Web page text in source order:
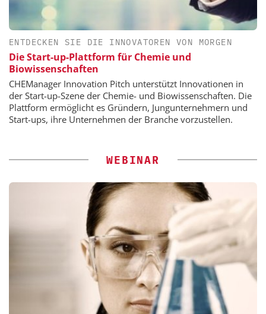
ENTDECKEN SIE DIE INNOVATOREN VON MORGEN
Die Start-up-Plattform für Chemie und
Biowissenschaften
CHEManager Innovation Pitch unterstützt Innovationen in
der Start-up-Szene der Chemie- und Biowissenschaften. Die
Plattform ermöglicht es Gründern, Jungunternehmern und
Start-ups, ihre Unternehmen der Branche vorzustellen.
WEBINAR